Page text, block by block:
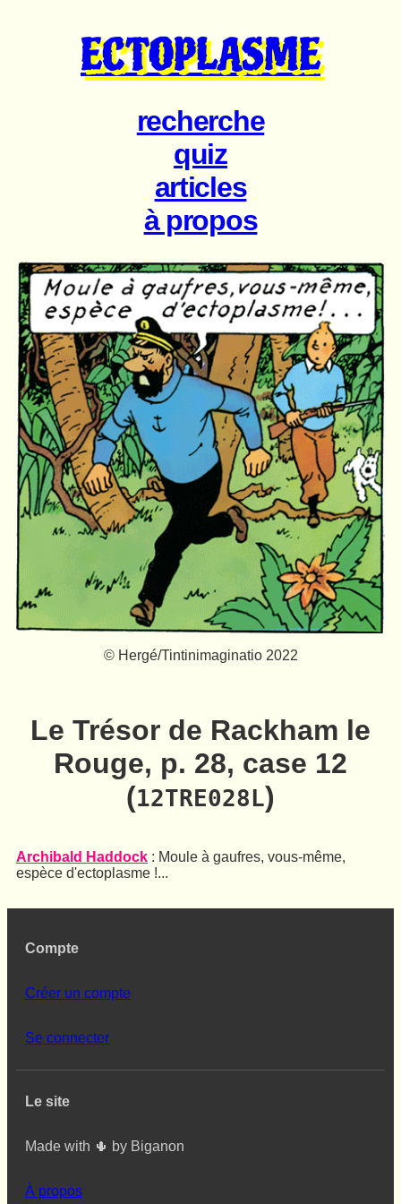
ECTOPLASME
recherche
quiz
articles
à propos
© Hergé/Tintinimaginatio 2022
Le Trésor de Rackham le
Rouge, p. 28, case 12
(12TRE028L)
Archibald Haddock : Moule à gaufres, vous-même,
espèce d'ectoplasme !...
Compte
Créer un compte
Se connecter
Le site
Made with 🌵 by Biganon
À propos